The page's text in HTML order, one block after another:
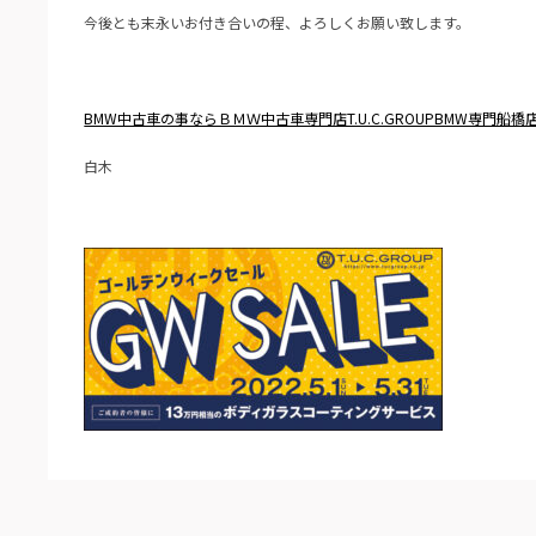
今後とも末永いお付き合いの程、よろしくお願い致します。
BMW中古車の事ならＢＭＷ中古車専門店T.U.C.GROUPBMW専門船橋
白木